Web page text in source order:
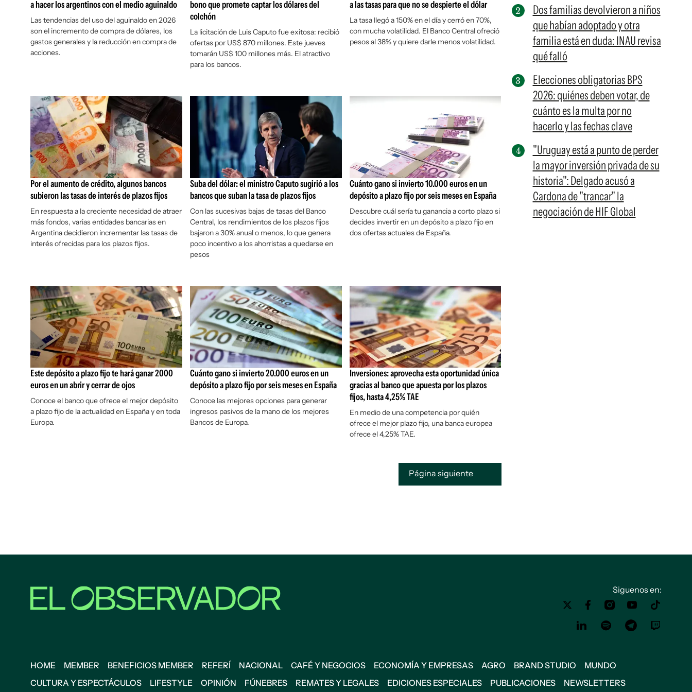
a hacer los argentinos con el medio aguinaldo
Las tendencias del uso del aguinaldo en 2026
son el incremento de compra de dólares, los
gastos generales y la reducción en compra de
acciones.
bono que promete captar los dólares del
colchón
La licitación de Luis Caputo fue exitosa: recibió
ofertas por US$ 870 millones. Este jueves
tomarán US$ 100 millones más. El atractivo
para los bancos.
a las tasas para que no se despierte el dólar
La tasa llegó a 150% en el día y cerró en 70%,
con mucha volatilidad. El Banco Central ofreció
pesos al 38% y quiere darle menos volatilidad.
Por el aumento de crédito, algunos bancos
subieron las tasas de interés de plazos fijos
En respuesta a la creciente necesidad de atraer
más fondos, varias entidades bancarias en
Argentina decidieron incrementar las tasas de
interés ofrecidas para los plazos fijos.
Suba del dólar: el ministro Caputo sugirió a los
bancos que suban la tasa de plazos fijos
Con las sucesivas bajas de tasas del Banco
Central, los rendimientos de los plazos fijos
bajaron a 30% anual o menos, lo que genera
poco incentivo a los ahorristas a quedarse en
pesos
Cuánto gano si invierto 10.000 euros en un
depósito a plazo fijo por seis meses en España
Descubre cuál sería tu ganancia a corto plazo si
decides invertir en un depósito a plazo fijo en
dos ofertas actuales de España.
Este depósito a plazo fijo te hará ganar 2000
euros en un abrir y cerrar de ojos
Conoce el banco que ofrece el mejor depósito
a plazo fijo de la actualidad en España y en toda
Europa.
Cuánto gano si invierto 20.000 euros en un
depósito a plazo fijo por seis meses en España
Conoce las mejores opciones para generar
ingresos pasivos de la mano de los mejores
Bancos de Europa.
Inversiones: aprovecha esta oportunidad única
gracias al banco que apuesta por los plazos
fijos, hasta 4,25% TAE
En medio de una competencia por quién
ofrece el mejor plazo fijo, una banca europea
ofrece el 4,25% TAE.
Página siguiente
Dos familias devolvieron a niños
que habían adoptado y otra
familia está en duda: INAU revisa
qué falló
Elecciones obligatorias BPS
2026: quiénes deben votar, de
cuánto es la multa por no
hacerlo y las fechas clave
"Uruguay está a punto de perder
la mayor inversión privada de su
historia": Delgado acusó a
Cardona de "trancar" la
negociación de HIF Global
Siguenos en:
HOME MEMBER BENEFICIOS MEMBER REFERÍ NACIONAL CAFÉ Y NEGOCIOS ECONOMÍA Y EMPRESAS AGRO BRAND STUDIO
MUNDO
CULTURA Y ESPECTÁCULOS
LIFESTYLE OPINIÓN FÚNEBRES REMATES Y LEGALES EDICIONES ESPECIALES PUBLICACIONES NEWSLETTERS